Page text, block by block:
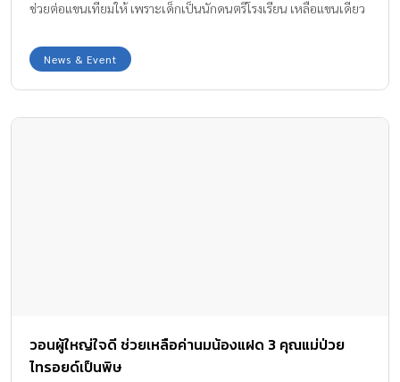
ช่วยต่อแขนเทียมให้ เพราะเด็กเป็นนักดนตรีโรงเรียน เหลือแขนเดียว
News & Event
วอนผู้ใหญ่ใจดี ช่วยเหลือค่านมน้องแฝด 3 คุณแม่ป่วย
ไทรอยด์เป็นพิษ